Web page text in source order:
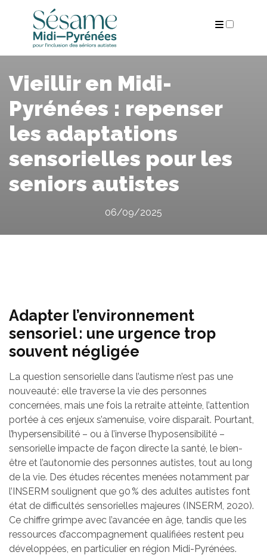
ARCHIVES
Vieillir en Midi-
Pyrénées : repenser
les adaptations
sensorielles pour les
seniors autistes
06/09/2025
Adapter l’environnement
sensoriel : une urgence trop
souvent négligée
La question sensorielle dans l’autisme n’est pas une
nouveauté : elle traverse la vie des personnes
concernées, mais une fois la retraite atteinte, l’attention
portée à ces enjeux s’amenuise, voire disparaît. Pourtant,
l’hypersensibilité – ou à l’inverse l’hyposensibilité –
sensorielle impacte de façon directe la santé, le bien-
être et l’autonomie des personnes autistes, tout au long
de la vie. Des études récentes menées notamment par
l’INSERM soulignent que 90 % des adultes autistes font
état de difficultés sensorielles majeures (INSERM, 2020).
Ce chiffre grimpe avec l’avancée en âge, tandis que les
ressources d’accompagnement qualifiées restent peu
développées, en particulier en région Midi-Pyrénées.